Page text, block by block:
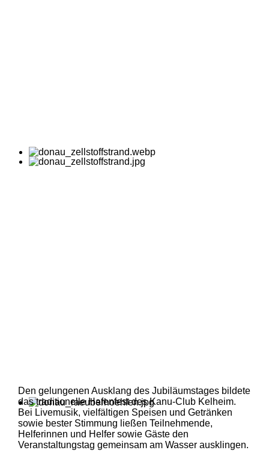
Den gelungenen Ausklang des Jubiläumstages bildete
das traditionelle Hafenfest des Kanu-Club Kelheim.
Bei Livemusik, vielfältigen Speisen und Getränken
sowie bester Stimmung ließen Teilnehmende,
Helferinnen und Helfer sowie Gäste den
Veranstaltungstag gemeinsam am Wasser ausklingen.